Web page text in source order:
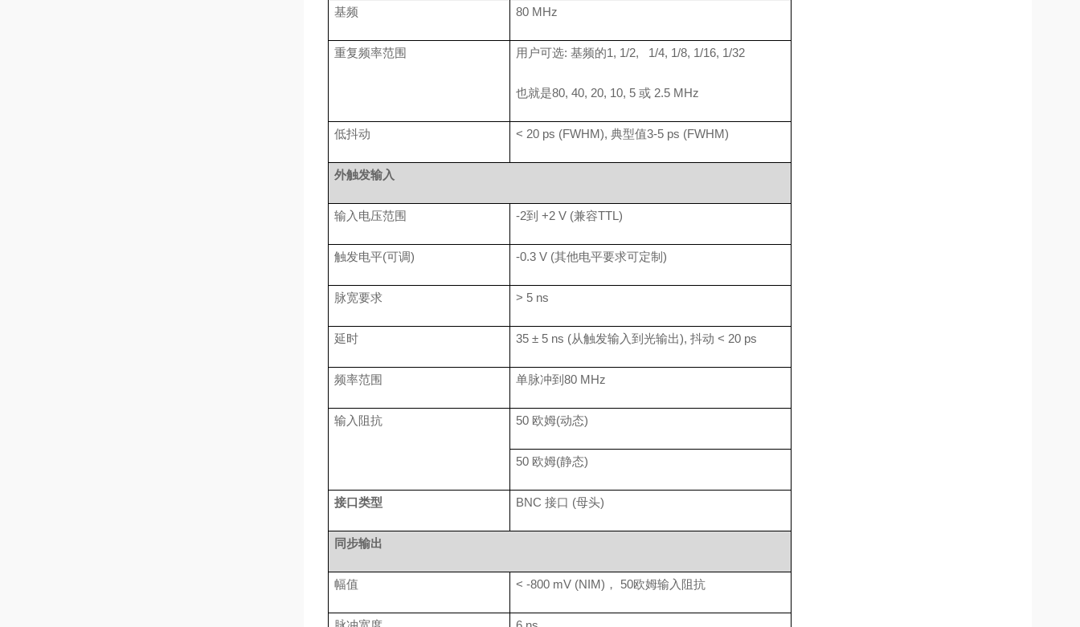
基频 80 MHz
重复频率范围 用户可选: 基频的1, 1/2, 1/4, 1/8, 1/16, 1/32
也就是80, 40, 20, 10, 5 或2.5 MHz
低抖动 < 20 ps (FWHM), 典型值3-5 ps (FWHM)
外触发输入
输入电压范围 -2到 +2 V (兼容TTL)
触发电平(可调) -0.3 V (其他电平要求可定制 )
脉宽要求 > 5 ns
延时 35 ±5 ns (从触发输入到光输出), 抖动 < 20 ps
频率范围 单脉冲到 80 MHz
输入阻抗 50 欧姆(动态)
50 欧姆(静态)
接口类型 BNC 接口 (母头)
同步输出
幅值 < -800 mV (NIM) ， 50欧姆输入阻抗